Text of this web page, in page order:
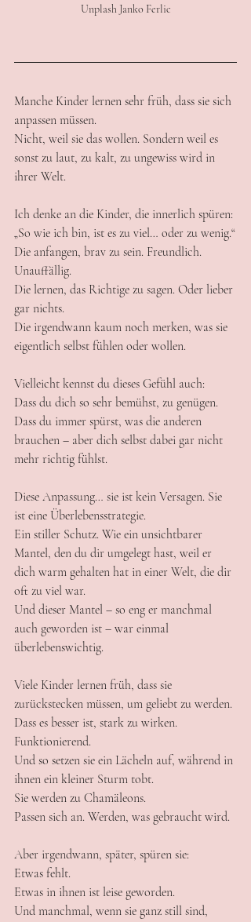
Unplash Janko Ferlic
Manche Kinder lernen sehr früh, dass sie sich
anpassen müssen.
Nicht, weil sie das wollen. Sondern weil es
sonst zu laut, zu kalt, zu ungewiss wird in
ihrer Welt.
Ich denke an die Kinder, die innerlich spüren:
„So wie ich bin, ist es zu viel… oder zu wenig.“
Die anfangen, brav zu sein. Freundlich.
Unauffällig.
Die lernen, das Richtige zu sagen. Oder lieber
gar nichts.
Die irgendwann kaum noch merken, was sie
eigentlich selbst fühlen oder wollen.
Vielleicht kennst du dieses Gefühl auch:
Dass du dich so sehr bemühst, zu genügen.
Dass du immer spürst, was die anderen
brauchen – aber dich selbst dabei gar nicht
mehr richtig fühlst.
Diese Anpassung… sie ist kein Versagen. Sie
ist eine Überlebensstrategie.
Ein stiller Schutz. Wie ein unsichtbarer
Mantel, den du dir umgelegt hast, weil er
dich warm gehalten hat in einer Welt, die dir
oft zu viel war.
Und dieser Mantel – so eng er manchmal
auch geworden ist – war einmal
überlebenswichtig.
Viele Kinder lernen früh, dass sie
zurückstecken müssen, um geliebt zu werden.
Dass es besser ist, stark zu wirken.
Funktionierend.
Und so setzen sie ein Lächeln auf, während in
ihnen ein kleiner Sturm tobt.
Sie werden zu Chamäleons.
Passen sich an. Werden, was gebraucht wird.
Aber irgendwann, später, spüren sie:
Etwas fehlt.
Etwas in ihnen ist leise geworden.
Und manchmal, wenn sie ganz still sind,